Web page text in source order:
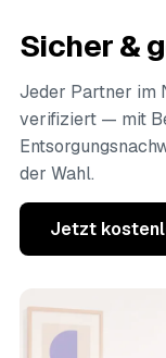
Sicher &
Jeder Partner im
verifiziert — mit
der Wahl.
Jetzt